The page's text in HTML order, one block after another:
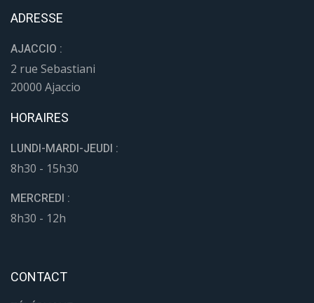
ADRESSE
AJACCIO :
2 rue Sebastiani
20000 Ajaccio
HORAIRES
LUNDI-MARDI-JEUDI :
8h30 - 15h30
MERCREDI :
8h30 - 12h
CONTACT